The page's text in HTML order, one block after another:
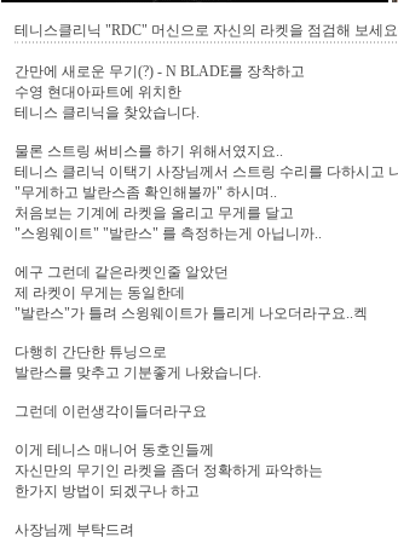
테니스클리닉 "RDC" 머신으로 자신의 라켓을 점검해 보세
간만에 새로운 무기(?) - N BLADE를 장착하고
수영 현대아파트에 위치한
테니스 클리닉을 찾았습니다.
물론 스트링 써비스를 하기 위해서였지요..
테니스 클리닉 이택기 사장님께서 스트링 수리를 다하시고
"무게하고 발란스좀 확인해볼까" 하시며..
처음보는 기계에 라켓을 올리고 무게를 달고
"스윙웨이트" "발란스" 를 측정하는게 아닙니까..
에구 그런데 같은라켓인줄 알았던
제 라켓이 무게는 동일한데
"발란스"가 틀려 스윙웨이트가 틀리게 나오더라구요..켁
다행히 간단한 튜닝으로
발란스를 맞추고 기분좋게 나왔습니다.
그런데 이런생각이들더라구요
이게 테니스 매니어 동호인들께
자신만의 무기인 라켓을 좀더 정확하게 파악하는
한가지 방법이 되겠구나 하고
사장님께 부탁드려